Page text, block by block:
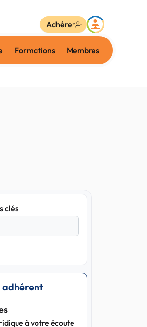
Formations Membres
Adhérer
clés
adhérent
à votre écoute